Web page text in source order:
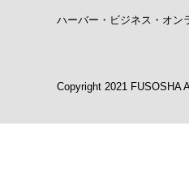
ハーバー・ビジネス・オン
Copyright 2021 FUSOSHA